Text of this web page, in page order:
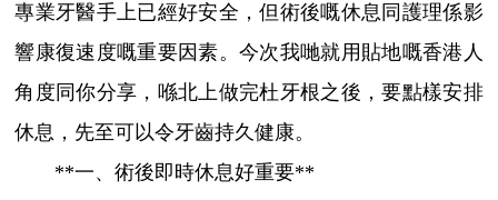
專業牙醫手上已經好安全，但術後嘅休息同護理係影
響康復速度嘅重要因素。今次我哋就用貼地嘅香港人
角度同你分享，喺北上做完杜牙根之後，要點樣安排
休息，先至可以令牙齒持久健康。
**一、術後即時休息好重要**